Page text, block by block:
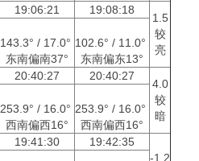
19:06:21 19:08:18
1.5
较
亮
143.3° / 17.0°
东南偏南37°
102.6° / 11.0°
东南偏东13°
20:40:27 20:40:27
4.0
较
暗
253.9° / 16.0°
西南偏西16°
253.9° / 16.0°
西南偏西16°
19:41:30
19:42:35
-1.2